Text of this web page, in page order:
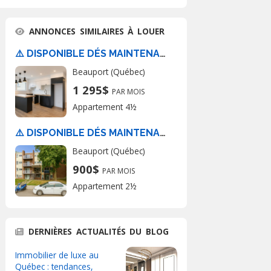
ANNONCES SIMILAIRES À LOUER
⚠️ DISPONIBLE DÉS MAINTENANT ⚠️
Beauport (Québec)
1 295$ PAR MOIS
Appartement 4½
⚠️ DISPONIBLE DÉS MAINTENANT ⚠️
Beauport (Québec)
900$ PAR MOIS
Appartement 2½
DERNIÈRES ACTUALITÉS DU BLOG
Immobilier de luxe au
Québec : tendances,